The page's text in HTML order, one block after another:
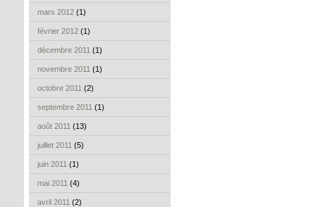
mars 2012 (1)
février 2012 (1)
décembre 2011 (1)
novembre 2011 (1)
octobre 2011 (2)
septembre 2011 (1)
août 2011 (13)
juillet 2011 (5)
juin 2011 (1)
mai 2011 (4)
avril 2011 (2)